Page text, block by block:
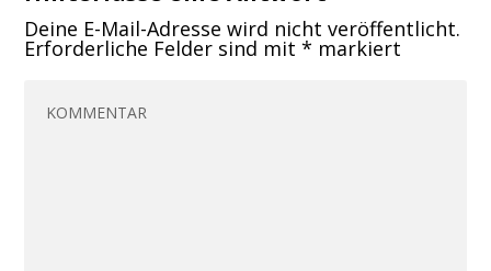
Deine E-Mail-Adresse wird nicht veröffentlicht.
Erforderliche Felder sind mit* markiert